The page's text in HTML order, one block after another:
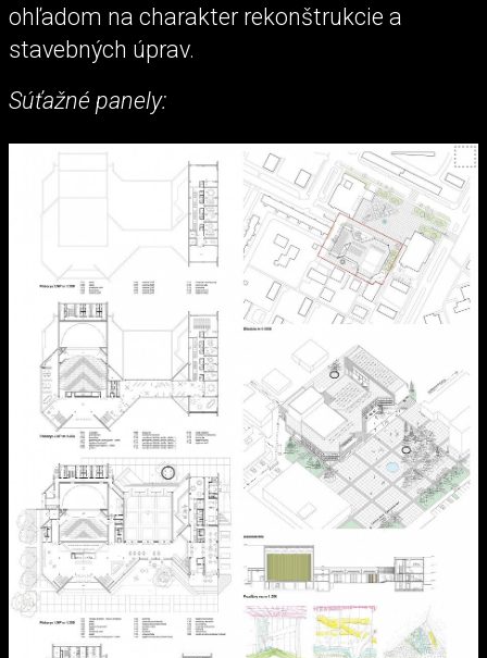
ohľadom na charakter rekonštrukcie a
stavebných úprav.
Súťažné panely: